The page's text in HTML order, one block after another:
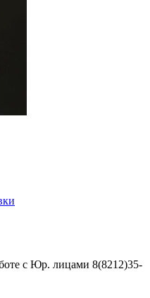
с Юр. лицами 8(8212)35-